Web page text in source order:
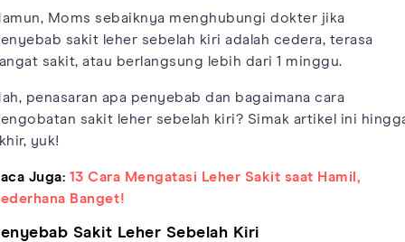
Moms sebaiknya menghubungi dokter jika
sakit leher sebelah kiri adalah cedera, terasa
sakit, atau berlangsung lebih dari 1 minggu.
penasaran apa penyebab dan bagaimana cara
sakit leher sebelah kiri? Simak artikel ini
yuk!
Juga: 13 Cara Mengatasi Leher Sakit saat Hamil,
Banget!
Sakit Leher Sebelah Kiri